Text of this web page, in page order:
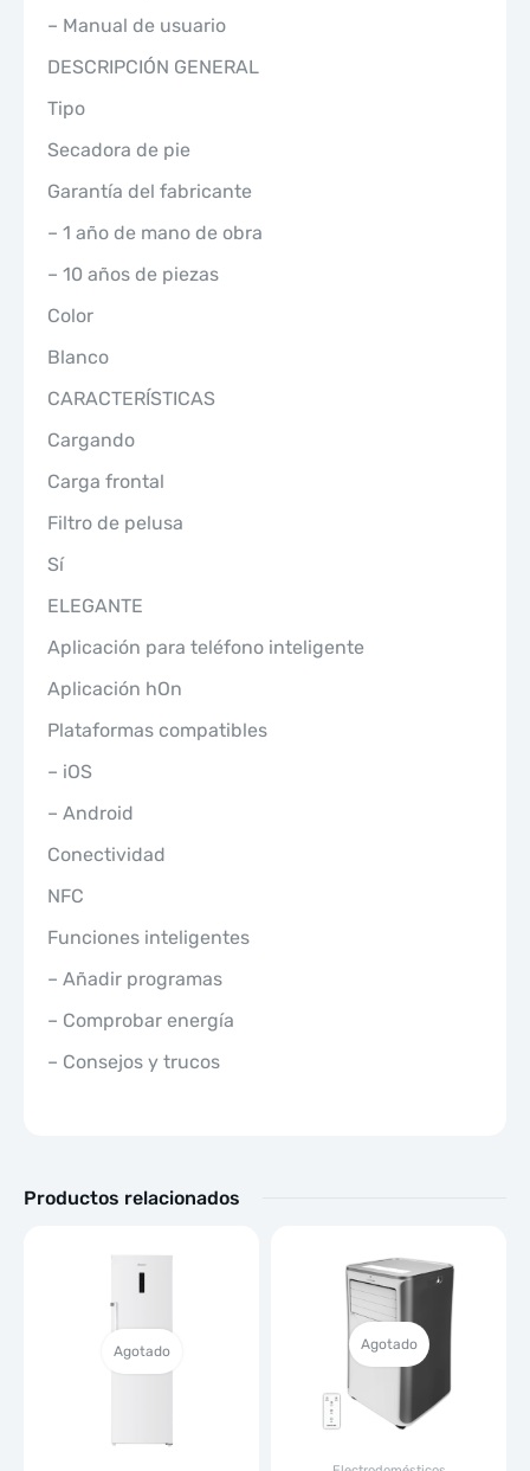
– Manual de usuario
DESCRIPCIÓN GENERAL
Tipo
Secadora de pie
Garantía del fabricante
– 1 año de mano de obra
– 10 años de piezas
Color
Blanco
CARACTERÍSTICAS
Cargando
Carga frontal
Filtro de pelusa
Sí
ELEGANTE
Aplicación para teléfono inteligente
Aplicación hOn
Plataformas compatibles
– iOS
– Android
Conectividad
NFC
Funciones inteligentes
– Añadir programas
– Comprobar energía
– Consejos y trucos
Productos relacionados
Agotado Agotado